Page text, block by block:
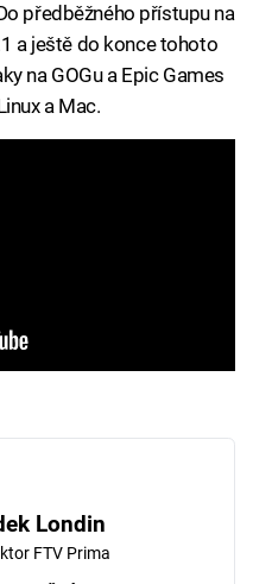
předběžného přístupu na
a ještě do konce tohoto
na GOGu a Epic Games
a Mac.
Londin
FTV Prima